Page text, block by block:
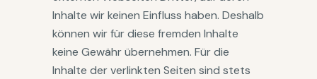
Inhalte wir keinen Einfluss haben. Deshalb
können wir für diese fremden Inhalte
keine Gewähr übernehmen. Für die
Inhalte der verlinkten Seiten sind stets